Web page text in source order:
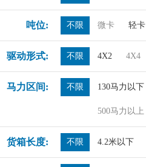
吨位: 不限 微卡 轻卡
驱动形式: 不限 4X2 4X4
马力区间: 不限 130马力以下
500马力以上
货箱长度: 不限 4.2米以下